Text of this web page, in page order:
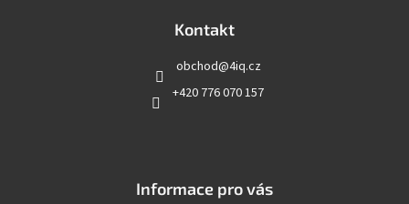
Kontakt
obchod@4iq.cz
+420 776 070 157
Informace pro vás